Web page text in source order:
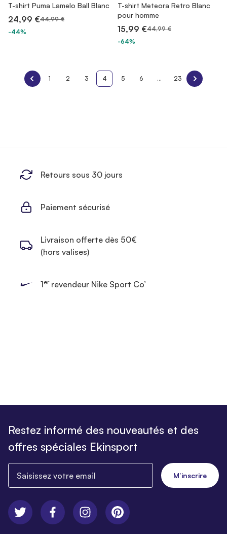
T-shirt Puma Lamelo Ball Blanc
24,99 €44,99 €
-44%
T-shirt Meteora Retro Blanc
pour homme
15,99 €44,99 €
-64%
1 2 3 4 5 6 ... 23
Retours sous 30 jours
Paiement sécurisé
Livraison offerte dès 50€
(hors valises)
1errevendeur Nike Sport Co’
Restez informé des nouveautés et des
offres spéciales Ekinsport
M’inscrire